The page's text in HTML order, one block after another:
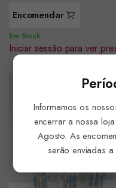
Encomendar
Em Stock
Iniciar sessão para ver
Informamos os
encerrar a nossa
Agosto. As
serão enviadas